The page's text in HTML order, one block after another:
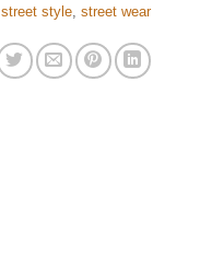
street style street wear